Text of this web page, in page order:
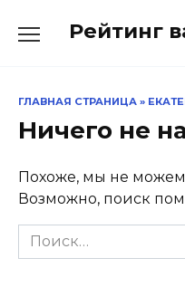
Рейтинг
ГЛАВНАЯ СТРАНИЦА »
Ничего не
Похоже, мы не можем
Возможно, поиск
Search
for: